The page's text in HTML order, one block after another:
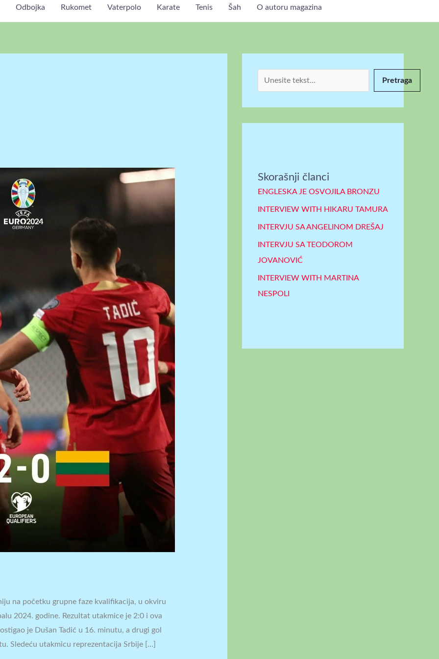
Odbojka Rukomet Vaterpolo Karate Tenis Šah O autoru magazina
na početku grupne faze kvalifikacija, u okviru
2024. godine. Rezultat utakmice je 2:0 i ova
je Dušan Tadić u 16. minutu, a drugi gol
Sledeću utakmicu reprezentacija Srbije […]
P
r
t
r
Pretraga
Skorašnji članci
ENGLESKA JE OSVOJILA BRONZU
INTERVIEW WITH HIKARU TAMURA
INTERVJU SA ANGELINOM DREŠAJ
INTERVJU SA TEODOROM
JOVANOVIĆ
INTERVIEW WITH MARTINA
NESPOLI